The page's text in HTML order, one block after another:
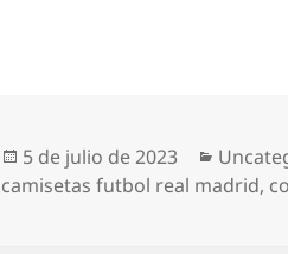
Publicado
el
5 de julio de 2023
camisetas futbol real madrid,